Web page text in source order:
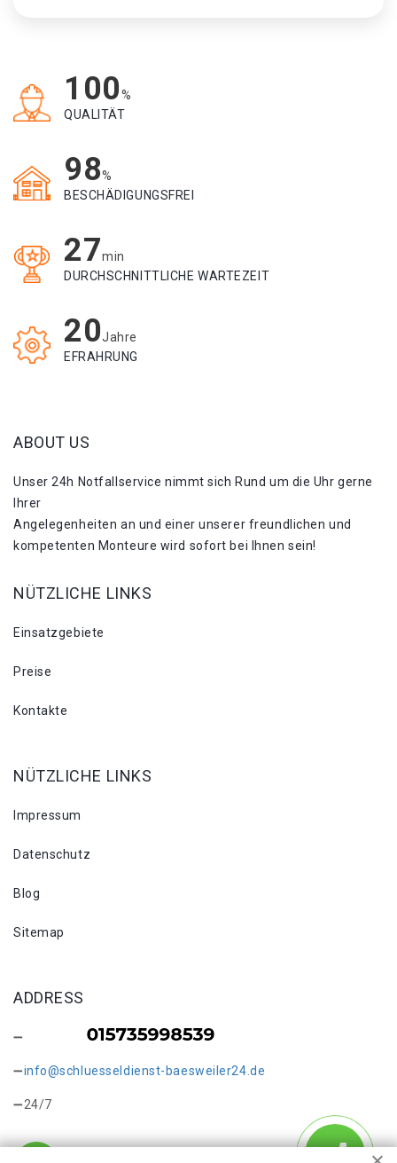
100%
QUALITÄT
98%
BESCHÄDIGUNGSFREI
27min
DURCHSCHNITTLICHE WARTEZEIT
20Jahre
EFRAHRUNG
ABOUT US
Unser 24h Notfallservice nimmt sich Rund um die Uhr gerne
Ihrer
Angelegenheiten an und einer unserer freundlichen und
kompetenten Monteure wird sofort bei Ihnen sein!
NÜTZLICHE LINKS
Einsatzgebiete
Preise
Kontakte
NÜTZLICHE LINKS
Impressum
Datenschutz
Blog
Sitemap
ADDRESS
info@schluesseldienst-baesweiler24.de
24/7